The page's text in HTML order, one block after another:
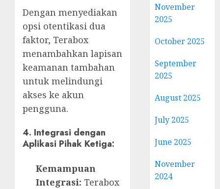
Dengan menyediakan
opsi otentikasi dua
faktor, Terabox
menambahkan lapisan
keamanan tambahan
untuk melindungi
akses ke akun
pengguna.
4. Integrasi dengan
Aplikasi Pihak Ketiga:
Kemampuan
Integrasi: Terabox
November
2025
October 2025
September
2025
August 2025
July 2025
June 2025
November
2024